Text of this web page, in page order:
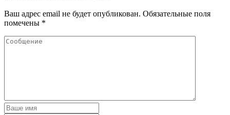
Ваш адрес email не будет опубликован. Обязательные поля
помечены *